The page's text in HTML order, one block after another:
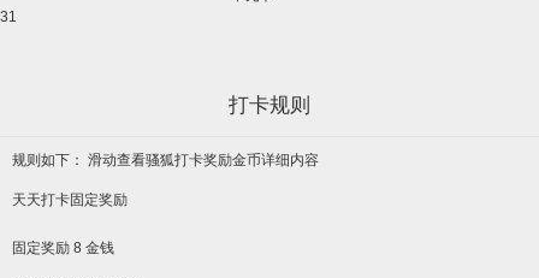
31
打卡规则
规则如下： 滑动查看骚狐打卡奖励金币详细内容
天天打卡固定奖励
固定奖励 8 金钱